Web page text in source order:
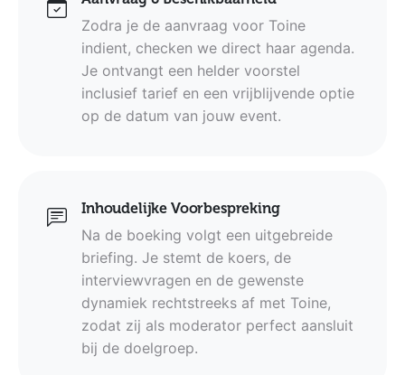
Zodra je de aanvraag voor Toine
indient, checken we direct haar agenda.
Je ontvangt een helder voorstel
inclusief tarief en een vrijblijvende optie
op de datum van jouw event.
Inhoudelijke Voorbespreking
Na de boeking volgt een uitgebreide
briefing. Je stemt de koers, de
interviewvragen en de gewenste
dynamiek rechtstreeks af met Toine,
zodat zij als moderator perfect aansluit
bij de doelgroep.